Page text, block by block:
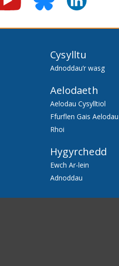
Cysylltu
Adnoddau’r wasg
Aelodaeth
Aelodau Cysylltiol
Ffurflen Gais
Rhoi
Hygyrchedd
Ewch Ar-lein
Adnoddau